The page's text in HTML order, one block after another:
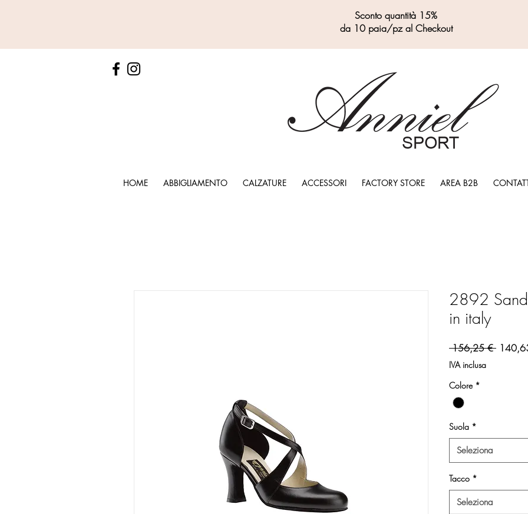
Sconto quantità 15%
da 10 paia/pz al Checkout
HOME ABBIGLIAMENTO CALZATURE ACCESSORI FACTORY STORE AREA B2B
2892
in italy
156,25 € Prezzo
IVA inclusa
Colore *
Suola *
Seleziona
Tacco *
Seleziona